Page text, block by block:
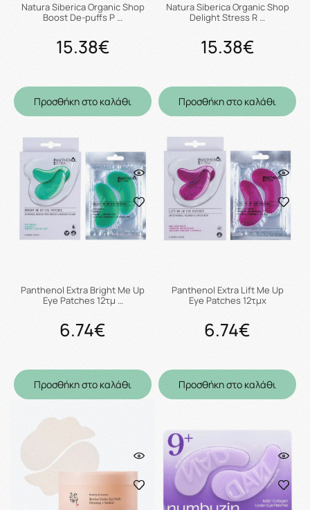
Natura Siberica Organic Shop
Boost De-puffs P …
15.38€
Προσθήκη στο καλάθι
Natura Siberica Organic Shop
Delight Stress R …
15.38€
Προσθήκη στο καλάθι
Panthenol Extra Bright Me Up
Eye Patches 12τμ …
6.74€
Προσθήκη στο καλάθι
Panthenol Extra Lift Me Up
Eye Patches 12τμχ
6.74€
Προσθήκη στο καλάθι